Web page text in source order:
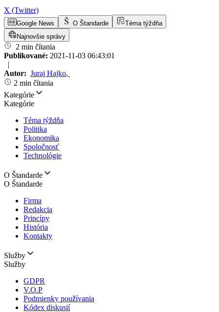
X (Twitter)
Google News O Štandarde
Téma týždňa
Najnovšie správy
2 min čítania
Publikované: 2021-11-03 06:43:01
|
Autor: Juraj Hajko,
2 min čítania
Kategórie
Kategórie
Téma týždňa
Politika
Ekonomika
Spoločnosť
Technológie
O Štandarde
O Štandarde
Firma
Redakcia
Princípy
História
Kontakty
Služby
Služby
GDPR
V.O.P
Podmienky používania
Kódex diskusií